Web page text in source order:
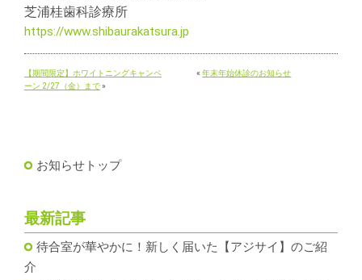
芝浦桂歯科診療所
https://www.shibaurakatsura.jp
«年末年始休診のお知らせ
【期間限定】ホワイトニングキャンペ
ーン 2/27（金）まで»
お知らせトップ
最新記事
待合室が華やかに！新しく届いた【アジサイ】のご紹
介